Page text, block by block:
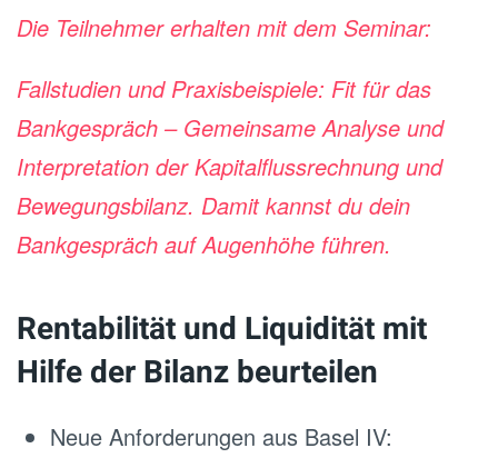
Die Teilnehmer erhalten mit dem Seminar:
Fallstudien und Praxisbeispiele: Fit für das
Bankgespräch – Gemeinsame Analyse und
Interpretation der Kapitalflussrechnung und
Bewegungsbilanz. Damit kannst du dein
Bankgespräch auf Augenhöhe führen.
Rentabilität und Liquidität mit
Hilfe der Bilanz beurteilen
Neue Anforderungen aus Basel IV: